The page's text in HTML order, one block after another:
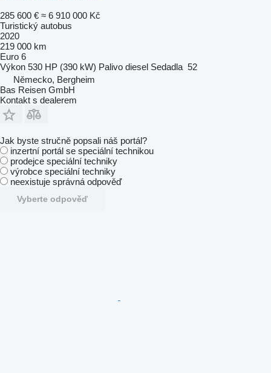
285 600 € ≈ 6 910 000 Kč
Turistický autobus
2020
219 000 km
Euro 6
Výkon 530 HP (390 kW) Palivo diesel Sedadla 52
Německo, Bergheim
Bas Reisen GmbH
Kontakt s dealerem
Jak byste stručně popsali náš portál?
inzertní portál se speciální technikou
prodejce speciální techniky
výrobce speciální techniky
neexistuje správná odpověď
Vyberte odpověď